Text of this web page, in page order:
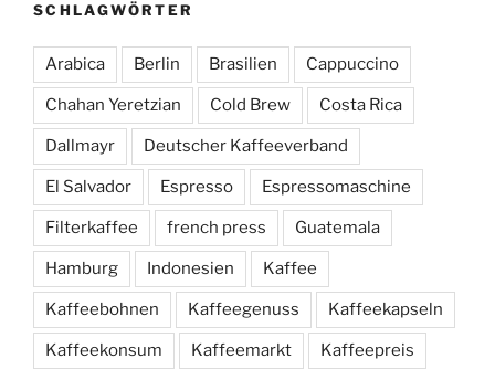
SCHLAGWÖRTER
Arabica Berlin Brasilien Cappuccino
Chahan Yeretzian Cold Brew Costa Rica
Dallmayr Deutscher Kaffeeverband
El Salvador Espresso Espressomaschine
Filterkaffee french press Guatemala
Hamburg Indonesien Kaffee
Kaffeebohnen Kaffeegenuss Kaffeekapseln
Kaffeekonsum Kaffeemarkt Kaffeepreis